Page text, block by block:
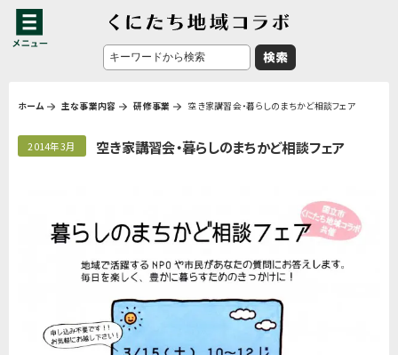
ホーム 主な事業内容 研修事業 空き家講習会・暮らしのまちかど相談フェア
2014年3月 空き家講習会・暮らしのまちかど相談フェア